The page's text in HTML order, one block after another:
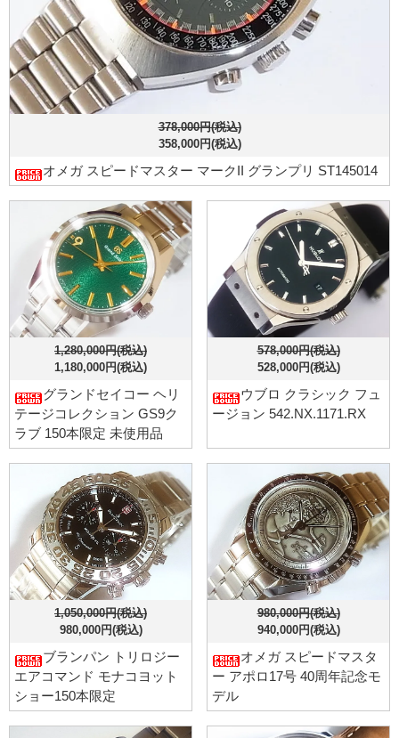
378,000円(税込)
358,000円(税込)
オメガ スピードマスター マークII グランプリ ST145014
1,280,000円(税込)
1,180,000円(税込)
グランドセイコー ヘリ
テージコレクション GS9ク
ラブ 150本限定 未使用品
578,000円(税込)
528,000円(税込)
ウブロ クラシック フュ
ージョン 542.NX.1171.RX
1,050,000円(税込)
980,000円(税込)
ブランパン トリロジー
エアコマンド モナコヨット
ショー150本限定
980,000円(税込)
940,000円(税込)
オメガ スピードマスタ
ー アポロ17号 40周年記念モ
デル